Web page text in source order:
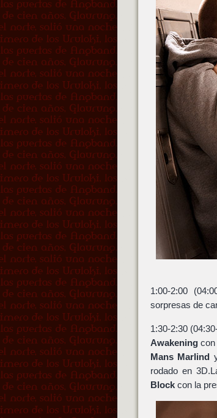
1:00-2:00
sorpresas de
1:30-2:30
Awakeningcon
Mans Marlind
rodado en
Blockcon la